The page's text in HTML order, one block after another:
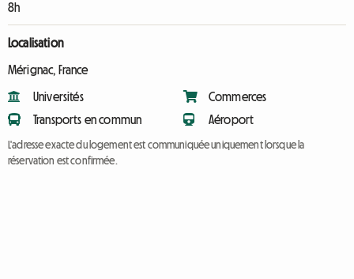
8h
Localisation
Mérignac, France
Universités
Transports en commun
Commerces
Aéroport
L'adresse exacte du logement est communiquée uniquement lorsque la
réservation est confirmée.